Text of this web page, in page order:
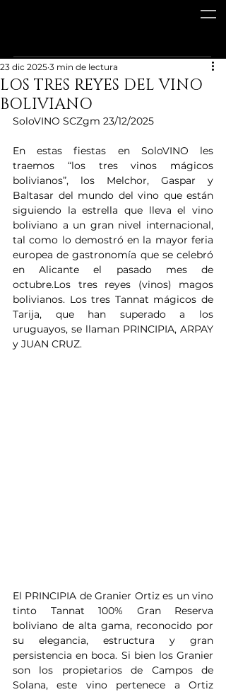
LOS TRES REYES DEL VINO
BOLIVIANO
23 dic 2025 3 min de lectura
SoloVINO SCZgm 23/12/2025
En estas fiestas en SoloVINO les
traemos “los tres vinos mágicos
bolivianos”, los Melchor, Gaspar y
Baltasar del mundo del vino que están
siguiendo la estrella que lleva el vino
boliviano a un gran nivel internacional,
tal como lo demostró en la mayor feria
europea de gastronomía que se celebró
en Alicante el pasado mes de
octubre.Los tres reyes (vinos) magos
bolivianos. Los tres Tannat mágicos de
Tarija, que han superado a los
uruguayos, se llaman PRINCIPIA, ARPAY
y JUAN CRUZ.
El PRINCIPIA de Granier Ortiz es un vino
tinto Tannat 100% Gran Reserva
boliviano de alta gama, reconocido por
su elegancia, estructura y gran
persistencia en boca. Si bien los Granier
son los propietarios de Campos de
Solana, este vino pertenece a Ortiz